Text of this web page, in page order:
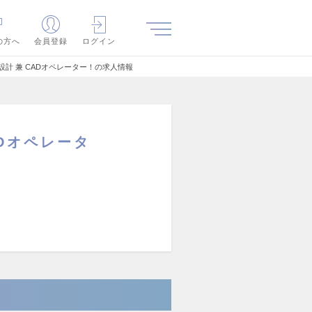
方へ 会員登録 ログイン
兼 CADオペレーター！の求人情報
ペレータ